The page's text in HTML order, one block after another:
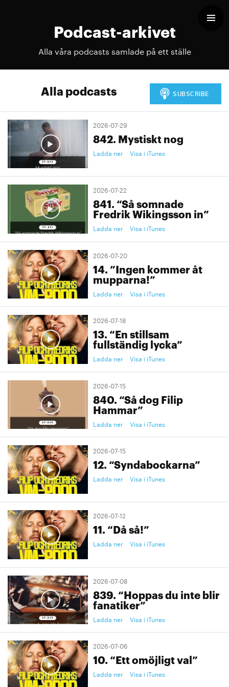
Podcast-arkivet
Alla våra podcasts samlade på ett ställe
Alla podcasts
2026-07-29
842. Mystiskt nog
Ladda ner Visa i iTunes
2026-07-22
841. “Så somnade
Fredrik Wikingsson in”
Ladda ner Visa i iTunes
2026-07-20
14. ”Ingen kommer åt
mupparna!”
Ladda ner Visa i iTunes
2026-07-18
13. “En stillsam
fullständig lycka”
Ladda ner Visa i iTunes
2026-07-15
840. “Så dog Filip
Hammar”
Ladda ner Visa i iTunes
2026-07-15
12. “Syndabockarna”
Ladda ner Visa i iTunes
2026-07-12
11. “Då så!”
Ladda ner Visa i iTunes
2026-07-08
839. “Hoppas du inte blir
fanatiker”
Ladda ner Visa i iTunes
2026-07-06
10. “Ett omöjligt val”
Ladda ner Visa i iTunes